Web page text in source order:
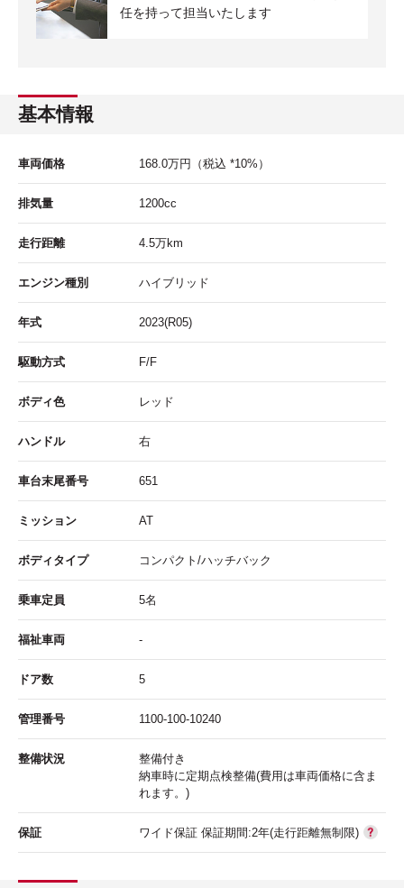
任を持って担当いたします
基本情報
車両価格 168.0万円 （税込 *10%）
排気量 1200cc
走行距離 4.5万km
エンジン種別 ハイブリッド
年式 2023(R05)
駆動方式 F/F
ボディ色 レッド
ハンドル 右
車台末尾番号 651
ミッション AT
ボディタイプ コンパクト/ハッチバック
乗車定員 5名
福祉車両 -
ドア数 5
管理番号 1100-100-10240
整備状況
整備付き
納車時に定期点検整備(費用は車両価格に含ま
れます。)
保証 ワイド保証 保証期間:2年(走行距離無制限)